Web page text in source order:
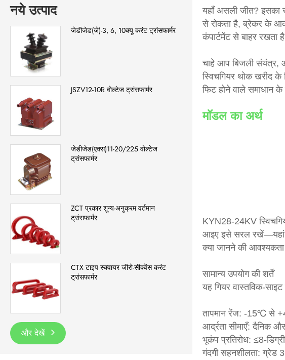
नये उत्पाद
जेडीजेड(जे)-3, 6, 10क्यू करंट ट्रांसफार्मर
JSZV12-10R वोल्टेज ट्रांसफार्मर
जेडीजेड(एक्स)11-20/225 वोल्टेज
ट्रांसफार्मर
ZCT प्रकार शून्य-अनुक्रम वर्तमान
ट्रांसफार्मर
CTX टाइप स्क्वायर जीरो-सीक्वेंस करंट
ट्रांसफार्मर
और देखें
यहाँ असली जीत? इसका
से रोकता है, ब्रेकर के
कंपार्टमेंट से बाहर रखता
चाहे आप बिजली संयंत्र,
स्विचगियर थोक खरीद
फिट होने वाले समाधान के
मॉडल का अर्थ
KYN28-24KV
आइए इसे सरल रखें—यहां
क्या जानने की
सामान्य उपयोग की शर्तें
यह गियर वास्तविक-
तापमान रेंज: -15℃ से
आर्द्रता सीमाएँ: दैनिक
भूकंप प्रतिरोध: ≤8-
गंदगी सहनशीलता: ग्रेड